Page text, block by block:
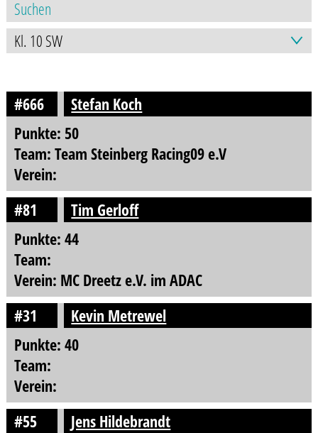
#666
Stefan Koch
Punkte: 50
Team: Team Steinberg Racing09 e.V
Verein:
#81
Tim Gerloff
Punkte: 44
Team:
Verein: MC Dreetz e.V. im ADAC
#31
Kevin Metrewel
Punkte: 40
Team:
Verein:
#55
Jens Hildebrandt